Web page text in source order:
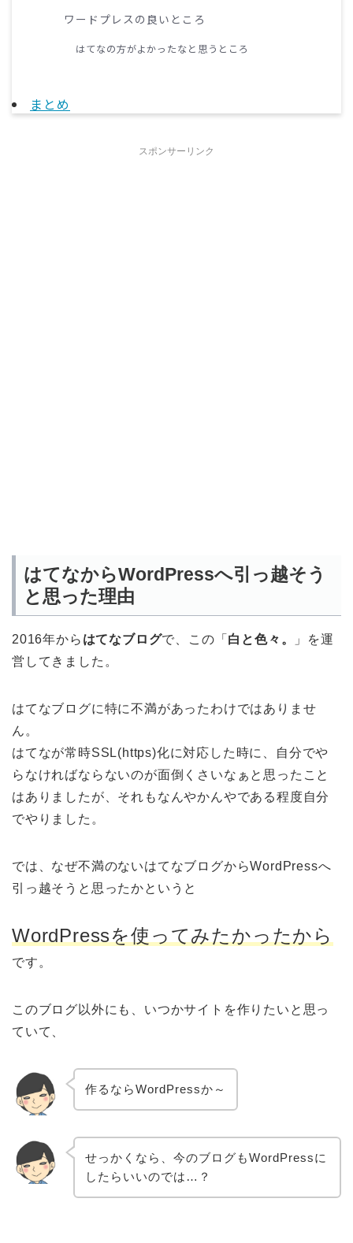
ワードプレスの良いところ
はてなの方がよかったなと思うところ
まとめ
スポンサーリンク
はてなからWordPressへ引っ越そう
と思った理由
2016年から はてなブログで、この「 白と色々。
」を運
営してきました。
はてなブログに特に不満があったわけではありませ
ん。
はてなが常時SSL(https)化に対応した時に、自分でや
らなければならないのが面倒くさいなぁと思ったこと
はありましたが、それもなんやかんやである程度自分
でやりました。
では、なぜ不満のないはてなブログからWordPressへ
引っ越そうと思ったかというと
WordPressを使ってみたかったから
です。
このブログ以外にも、いつかサイトを作りたいと思っ
ていて、
作るならWordPressか～
せっかくなら、今のブログもWordPressに
したらいいのでは…？